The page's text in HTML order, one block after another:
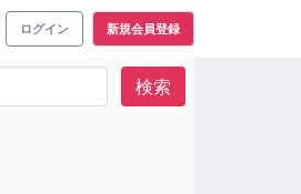
ログイン 新規会員登録
検索